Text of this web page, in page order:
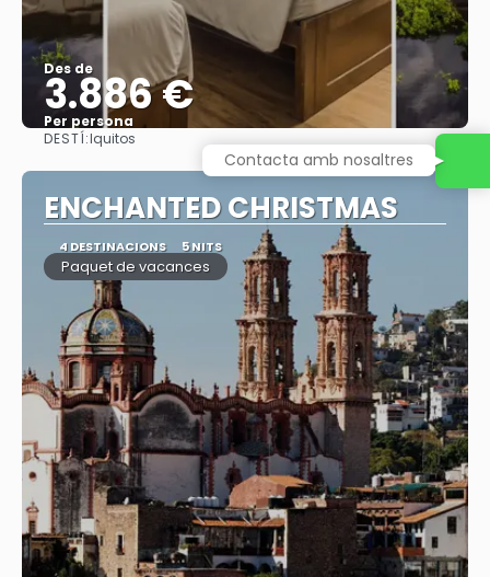
Des de
3.886 €
Per persona
Veure
DESTÍ:Iquitos
ENCHANTED CHRISTMAS
4 DESTINACIONS 5 NITS
Paquet de vacances
Contacta amb nosaltres